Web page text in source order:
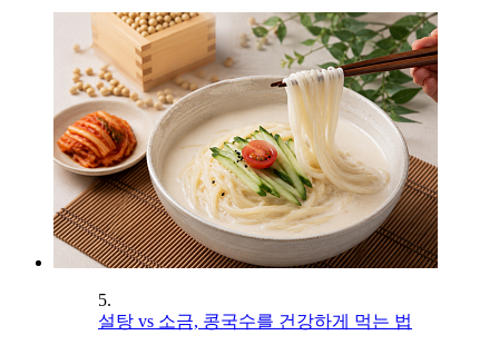
5.
설탕 vs 소금, 콩국수를 건강하게 먹는 법